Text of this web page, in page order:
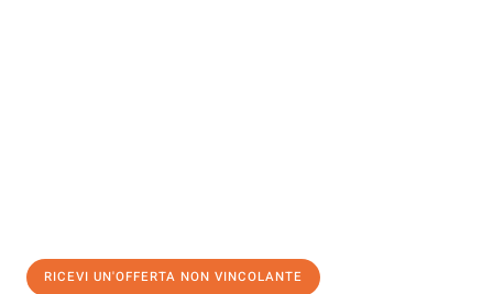
RICEVI UN'OFFERTA NON VINCOLANTE